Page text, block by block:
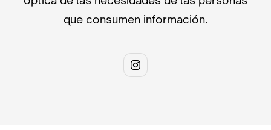
que consumen información.